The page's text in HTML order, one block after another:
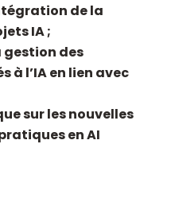
de la
IA ;
des
à l’IA en lien avec
sur les nouvelles
en AI